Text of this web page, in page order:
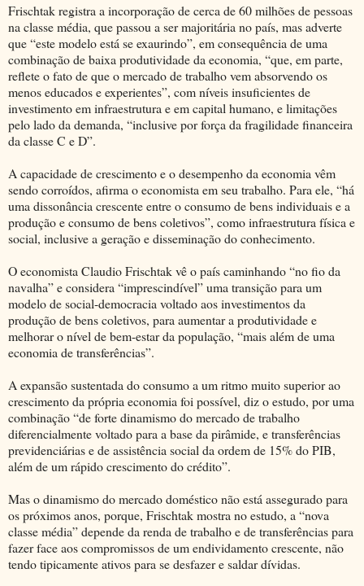
Frischtak registra a incorporação de cerca de 60 milhões de pessoas
na classe média, que passou a ser majoritária no país, mas adverte
que “este modelo está se exaurindo”, em consequência de uma
combinação de baixa produtividade da economia, “que, em parte,
reflete o fato de que o mercado de trabalho vem absorvendo os
menos educados e experientes”, com níveis insuficientes de
investimento em infraestrutura e em capital humano, e limitações
pelo lado da demanda, “inclusive por força da fragilidade financeira
da classe C e D”.
A capacidade de crescimento e o desempenho da economia vêm
sendo corroídos, afirma o economista em seu trabalho. Para ele, “há
uma dissonância crescente entre o consumo de bens individuais e a
produção e consumo de bens coletivos”, como infraestrutura física e
social, inclusive a geração e disseminação do conhecimento.
O economista Claudio Frischtak vê o país caminhando “no fio da
navalha” e considera “imprescindível” uma transição para um
modelo de social-democracia voltado aos investimentos da
produção de bens coletivos, para aumentar a produtividade e
melhorar o nível de bem-estar da população, “mais além de uma
economia de transferências”.
A expansão sustentada do consumo a um ritmo muito superior ao
crescimento da própria economia foi possível, diz o estudo, por uma
combinação “de forte dinamismo do mercado de trabalho
diferencialmente voltado para a base da pirâmide, e transferências
previdenciárias e de assistência social da ordem de 15% do PIB,
além de um rápido crescimento do crédito”.
Mas o dinamismo do mercado doméstico não está assegurado para
os próximos anos, porque, Frischtak mostra no estudo, a “nova
classe média” depende da renda de trabalho e de transferências para
fazer face aos compromissos de um endividamento crescente, não
tendo tipicamente ativos para se desfazer e saldar dívidas.